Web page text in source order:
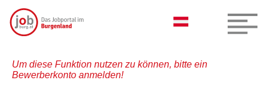
Um diese Funktion nutzen zu können, bitte ein
Bewerberkonto anmelden!